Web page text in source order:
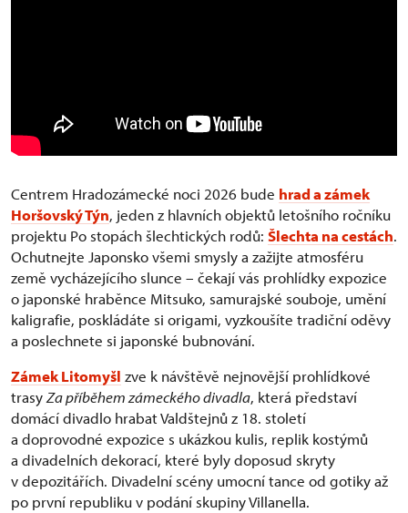
Centrem Hradozámecké noci 2026 bude hrad a zámek
Horšovský Týn, jeden z hlavních objektů letošního ročníku
projektu Po stopách šlechtických rodů: Šlechta na cestách.
Ochutnejte Japonsko všemi smysly a zažijte atmosféru
země vycházejícího slunce – čekají vás prohlídky expozice
o japonské hraběnce Mitsuko, samurajské souboje, umění
kaligrafie, poskládáte si origami, vyzkoušíte tradiční oděvy
a poslechnete si japonské bubnování.
Zámek Litomyšl zve k návštěvě nejnovější prohlídkové
trasyZa příběhem zámeckého divadla, která představí
domácí divadlo hrabat Valdštejnů z 18. století
a doprovodné expozice s ukázkou kulis, replik kostýmů
a divadelních dekorací, které byly doposud skryty
v depozitářích. Divadelní scény umocní tance od gotiky až
po první republiku v podání skupiny Villanella.